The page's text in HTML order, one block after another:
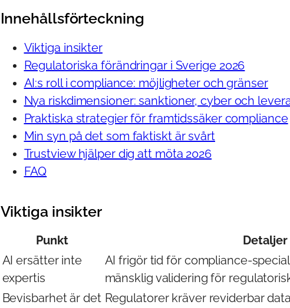
Innehållsförteckning
Viktiga insikter
Regulatoriska förändringar i Sverige 2026
AI:s roll i compliance: möjligheter och gränser
Nya riskdimensioner: sanktioner, cyber och
Praktiska strategier för framtidssäker compliance
Min syn på det som faktiskt är svårt
Trustview hjälper dig att möta 2026
FAQ
Viktiga insikter
Punkt
Detaljer
AI ersätter inte
expertis
AI frigör tid för compliance-
mänsklig validering för
Bevisbarhet är det Regulatorer kräver reviderbar